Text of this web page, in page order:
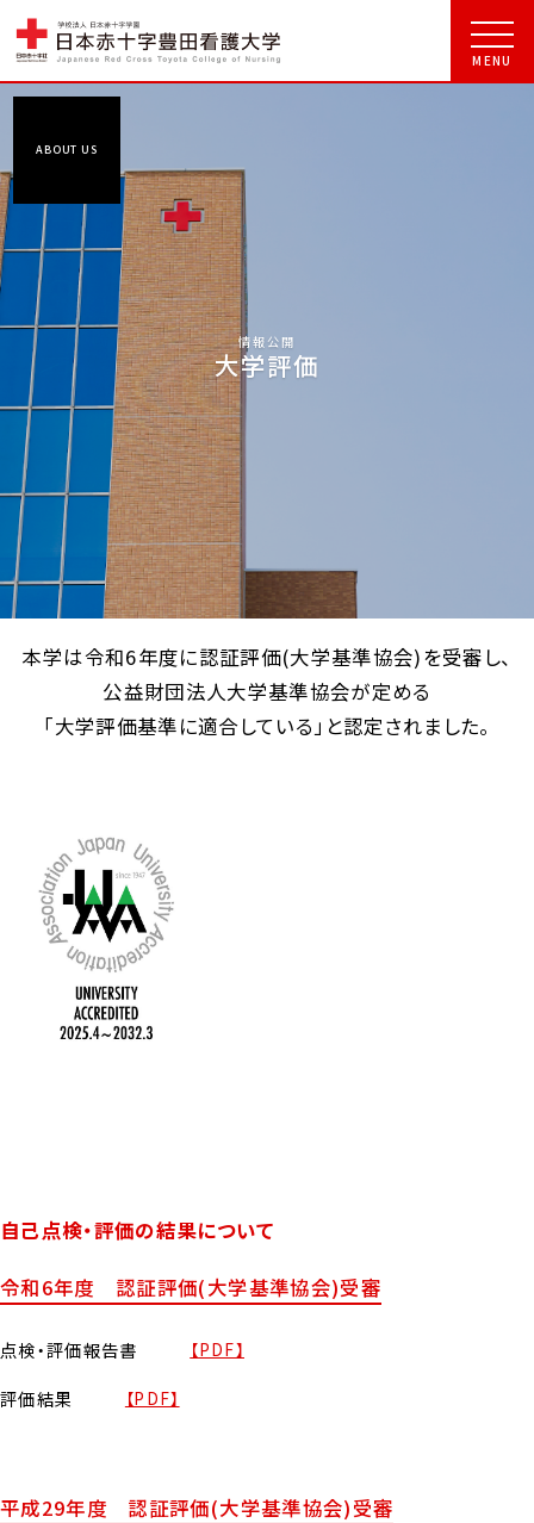
ABOUT US
情報公開
大学評価
本学は令和6年度に認証評価(大学基準協会)を受審し、
公益財団法人大学基準協会が定める
「大学評価基準に適合している」と認定されました。
自己点検・評価の結果について
令和6年度 認証評価(大学基準協会)受審
点検・評価報告書 【PDF】
評価結果 【PDF】
平成29年度 認証評価(大学基準協会)受審